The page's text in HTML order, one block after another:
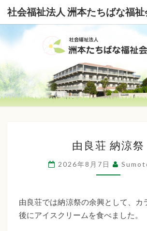
社会福祉法人 洲本たちばな福祉
社
会
福
法
人
本
た
良
荘
納
祭
由良荘 納涼祭
2026年8月7日
由良荘では納涼祭の余興として、カ
後にアイスクリームを食べました。